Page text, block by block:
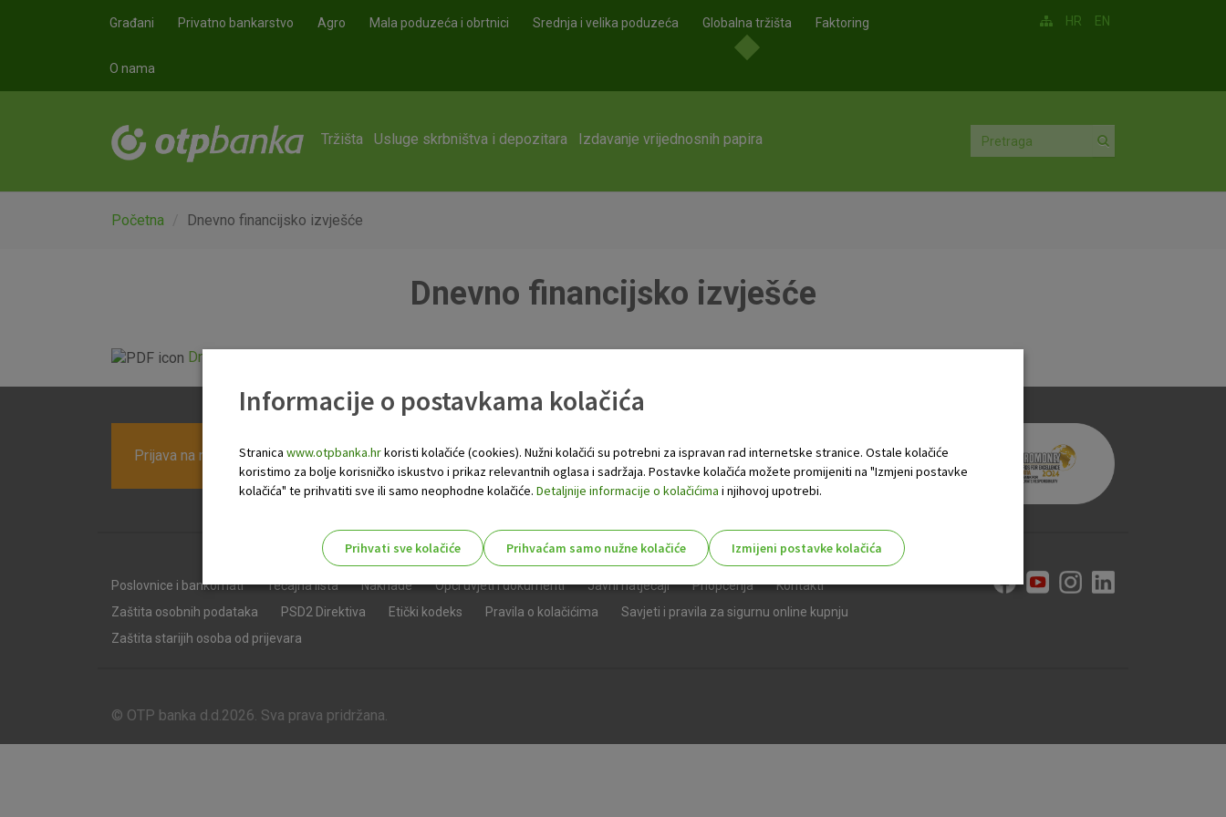
Građani Privatno bankarstvo Agro Mala poduzeća i obrtnici Srednja i velika poduzeća Globalna tržišta Faktoring
O nama
HR EN
Tržišta Usluge skrbništva i depozitara Izdavanje vrijednosnih papira
Početna Dnevno financijsko izvješće
Dnevno financijsko izvješće
Dnevno financijsko izvješće.pdf
Prijava na newsletter OTP banke
Poslovnice i bankomati Tečajna lista Naknade Opći uvjeti i dokumenti Javni natječaji Priopćenja
Kontakti
Zaštita osobnih podataka
PSD2 Direktiva Etički kodeks Pravila o kolačićima
Savjeti i pravila za sigurnu online kupnju
Zaštita starijih osoba od prijevara
© OTP banka d.d.2026. Sva prava pridržana.
Informacije o postavkama kolačića
Stranica www.otpbanka.hrkoristi kolačiće (cookies). Nužni kolačići su potrebni za ispravan rad internetske stranice. Ostale kolačiće
koristimo za bolje korisničko iskustvo i prikaz relevantnih oglasa i sadržaja. Postavke kolačića možete promijeniti na "Izmjeni postavke
kolačića" te prihvatiti sve ili samo neophodne kolačiće. Detaljnije informacije o kolačićima i njihovoj upotrebi.
Prihvati sve kolačiće Prihvaćam samo nužne kolačiće
Izmijeni postavke kolačića